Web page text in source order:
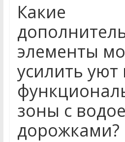
Какие
элементы
усилить уют
зоны с
дорожками?